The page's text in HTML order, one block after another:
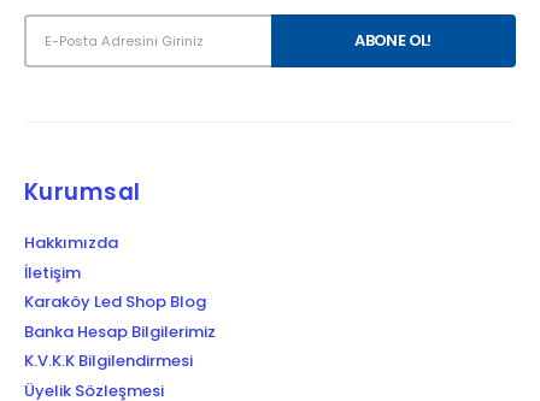
Kurumsal
Hakkımızda
İletişim
Karaköy Led Shop Blog
Banka Hesap Bilgilerimiz
K.V.K.K Bilgilendirmesi
Üyelik Sözleşmesi